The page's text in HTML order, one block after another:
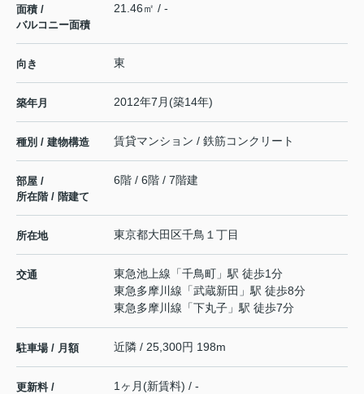
面積 /
バルコニー面積
21.46㎡ / -
向き 東
築年月 2012年7月(築14年)
種別 / 建物構造 賃貸マンション / 鉄筋コンクリート
部屋 /
所在階 / 階建て
6階 / 6階 / 7階建
所在地 東京都大田区千鳥 １丁目
交通 東急池上線 「千鳥町 」駅 徒歩1分
東急多摩川線 「武蔵新田 」駅 徒歩8分
東急多摩川線 「下丸子 」駅 徒歩7分
駐車場 / 月額 近隣 / 25,300円 198m
更新料 /
1ヶ月(新賃料) / -